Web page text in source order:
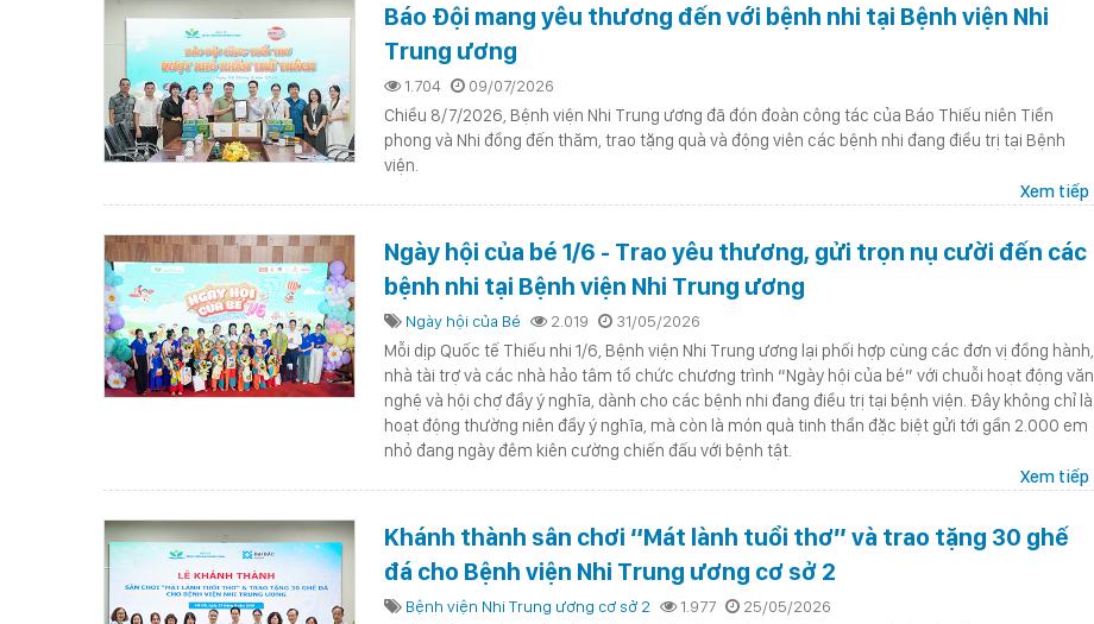
Báo Đội mang yêu thương đến với bệnh nhi tại Bệnh viện Nhi
Trung ương
1.704 09/07/2026
Chiều 8/7/2026, Bệnh viện Nhi Trung ương đã đón đoàn công tác của Báo Thiếu niên Tiền
phong và Nhi đồng đến thăm, trao tặng quà và động viên các bệnh nhi đang điều trị tại Bệnh
viện.
Xem tiếp
Ngày hội của bé 1/6 - Trao yêu thương, gửi trọn nụ cười đến các
bệnh nhi tại Bệnh viện Nhi Trung ương
Ngày hội của Bé 2.019 31/05/2026
Mỗi dịp Quốc tế Thiếu nhi 1/6, Bệnh viện Nhi Trung ương lại phối hợp cùng các đơn vị đồng hành,
nhà tài trợ và các nhà hảo tâm tổ chức chương trình “Ngày hội của bé” với chuỗi hoạt động văn
nghệ và hội chợ đầy ý nghĩa, dành cho các bệnh nhi đang điều trị tại bệnh viện. Đây không chỉ là
hoạt động thường niên đầy ý nghĩa, mà còn là món quà tinh thần đặc biệt gửi tới gần 2.000 em
nhỏ đang ngày đêm kiên cường chiến đấu với bệnh tật.
Xem tiếp
Khánh thành sân chơi “Mát lành tuổi thơ” và trao tặng 30 ghế
đá cho Bệnh viện Nhi Trung ương cơ sở 2
Bệnh viện Nhi Trung ương cơ sở 2 1.977 25/05/2026